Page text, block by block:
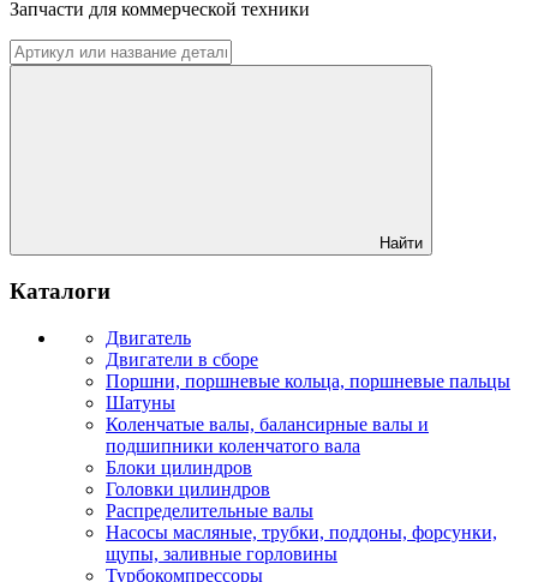
Запчасти для коммерческой техники
Найти
Каталоги
Двигатель
Двигатели в сборе
Поршни, поршневые кольца, поршневые пальцы
Шатуны
Коленчатые валы, балансирные валы и
подшипники коленчатого вала
Блоки цилиндров
Головки цилиндров
Распределительные валы
Насосы масляные, трубки, поддоны, форсунки,
щупы, заливные горловины
Турбокомпрессоры